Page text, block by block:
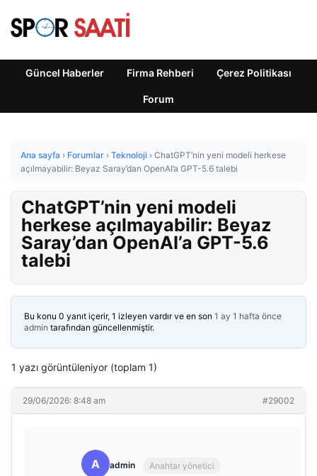
Güncel Haberler Firma Rehberi Çerez Politikası
Forum
Ana sayfa › Forumlar › Teknoloji › ChatGPT’nin yeni modeli herkese
açılmayabilir: Beyaz Saray’dan OpenAI’a GPT-5.6 talebi
ChatGPT’nin yeni modeli
herkese açılmayabilir: Beyaz
Saray’dan OpenAI’a GPT-5.6
talebi
Bu konu 0 yanıt içerir, 1 izleyen vardır ve en son 1 ay 1 hafta önce
admin tarafından güncellenmiştir.
1 yazı görüntüleniyor (toplam 1)
29/06/2026: 8:48 am #29002
A admin Anahtar yönetici